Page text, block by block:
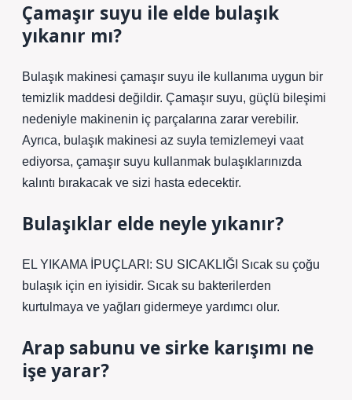
Çamaşır suyu ile elde bulaşık
yıkanır mı?
Bulaşık makinesi çamaşır suyu ile kullanıma uygun bir
temizlik maddesi değildir. Çamaşır suyu, güçlü bileşimi
nedeniyle makinenin iç parçalarına zarar verebilir.
Ayrıca, bulaşık makinesi az suyla temizlemeyi vaat
ediyorsa, çamaşır suyu kullanmak bulaşıklarınızda
kalıntı bırakacak ve sizi hasta edecektir.
Bulaşıklar elde neyle yıkanır?
EL YIKAMA İPUÇLARI: SU SICAKLIĞI Sıcak su çoğu
bulaşık için en iyisidir. Sıcak su bakterilerden
kurtulmaya ve yağları gidermeye yardımcı olur.
Arap sabunu ve sirke karışımı ne
işe yarar?